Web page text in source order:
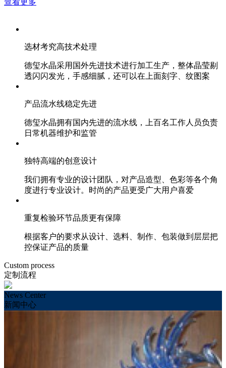
选材考究高技术处理
德玺水晶采用国外先进技术进行加工生产，整体晶莹剔
透闪闪发光，手感细腻，还可以在上面刻字、纹图案
产品流水线稳定先进
德玺水晶拥有国内先进的流水线，上百名工作人员负责
日常机器维护和监管
独特高端的创意设计
我们拥有专业的设计团队，对产品造型、色彩等各个角
度进行专业设计。时尚的产品更受广大用户喜爱
重复检验环节品质更有保障
根据客户的要求从设计、选料、制作、包装做到层层把
控保证产品的质量
Custom process
定制流程
News Center
新闻中心